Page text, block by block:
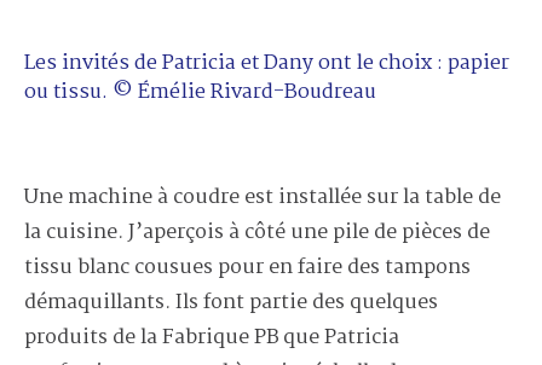
Les invités de Patricia et Dany ont le choix : papier
ou tissu. © Émélie Rivard-Boudreau
Une machine à coudre est installée sur la table de
la cuisine. J’aperçois à côté une pile de pièces de
tissu blanc cousues pour en faire des tampons
démaquillants. Ils font partie des quelques
produits de la Fabrique PB que Patricia